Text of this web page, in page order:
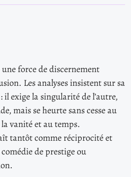
une force de discernement
Les analyses insistent sur sa
exige la singularité de l’autre,
mais se heurte sans cesse au
vanité et au temps.
tantôt comme réciprocité et
de prestige ou